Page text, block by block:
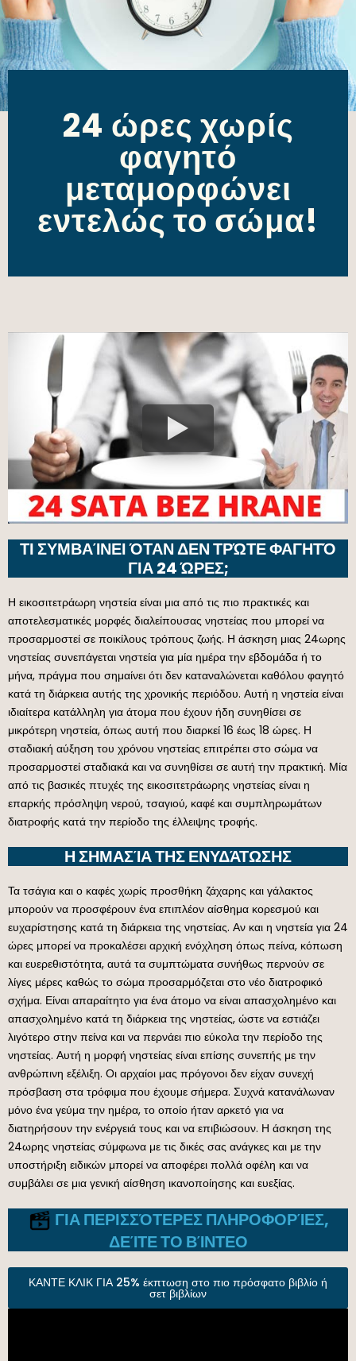
24 ώρες χωρίς
φαγητό
μεταμορφώνει
εντελώς το σώμα!
ΤΙ ΣΥΜΒΑΊΝΕΙ ΌΤΑΝ ΔΕΝ ΤΡΏΤΕ ΦΑΓΗΤΌ
ΓΙΑ 24 ΏΡΕΣ;
Η εικοσιτετράωρη νηστεία είναι μια από τις πιο πρακτικές και
αποτελεσματικές μορφές διαλείπουσας νηστείας που μπορεί να
προσαρμοστεί σε ποικίλους τρόπους ζωής. Η άσκηση μιας 24ωρης
νηστείας συνεπάγεται νηστεία για μία ημέρα την εβδομάδα ή το
μήνα, πράγμα που σημαίνει ότι δεν καταναλώνεται καθόλου φαγητό
κατά τη διάρκεια αυτής της χρονικής περιόδου. Αυτή η νηστεία είναι
ιδιαίτερα κατάλληλη για άτομα που έχουν ήδη συνηθίσει σε
μικρότερη νηστεία, όπως αυτή που διαρκεί 16 έως 18 ώρες. Η
σταδιακή αύξηση του χρόνου νηστείας επιτρέπει στο σώμα να
προσαρμοστεί σταδιακά και να συνηθίσει σε αυτή την πρακτική. Μία
από τις βασικές πτυχές της εικοσιτετράωρης νηστείας είναι η
επαρκής πρόσληψη νερού, τσαγιού, καφέ και συμπληρωμάτων
διατροφής κατά την περίοδο της έλλειψης τροφής.
Η ΣΗΜΑΣΊΑ ΤΗΣ ΕΝΥΔΆΤΩΣΗΣ
Τα τσάγια και ο καφές χωρίς προσθήκη ζάχαρης και γάλακτος
μπορούν να προσφέρουν ένα επιπλέον αίσθημα κορεσμού και
ευχαρίστησης κατά τη διάρκεια της νηστείας. Αν και η νηστεία για 24
ώρες μπορεί να προκαλέσει αρχική ενόχληση όπως πείνα, κόπωση
και ευερεθιστότητα, αυτά τα συμπτώματα συνήθως περνούν σε
λίγες μέρες καθώς το σώμα προσαρμόζεται στο νέο διατροφικό
σχήμα. Είναι απαραίτητο για ένα άτομο να είναι απασχολημένο και
απασχολημένο κατά τη διάρκεια της νηστείας, ώστε να εστιάζει
λιγότερο στην πείνα και να περνάει πιο εύκολα την περίοδο της
νηστείας. Αυτή η μορφή νηστείας είναι επίσης συνεπής με την
ανθρώπινη εξέλιξη. Οι αρχαίοι μας πρόγονοι δεν είχαν συνεχή
πρόσβαση στα τρόφιμα που έχουμε σήμερα. Συχνά κατανάλωναν
μόνο ένα γεύμα την ημέρα, το οποίο ήταν αρκετό για να
διατηρήσουν την ενέργειά τους και να επιβιώσουν. Η άσκηση της
24ωρης νηστείας σύμφωνα με τις δικές σας ανάγκες και με την
υποστήριξη ειδικών μπορεί να αποφέρει πολλά οφέλη και να
συμβάλει σε μια γενική αίσθηση ικανοποίησης και ευεξίας.
ΓΙΑ ΠΕΡΙΣΣΌΤΕΡΕΣ ΠΛΗΡΟΦΟΡΊΕΣ,
ΔΕΊΤΕ ΤΟ ΒΊΝΤΕΟ
ΚΑΝΤΕ ΚΛΙΚ ΓΙΑ 25% έκπτωση στο πιο πρόσφατο βιβλίο ή
σετ βιβλίων